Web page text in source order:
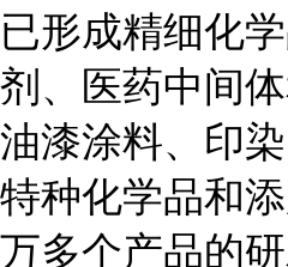
已形成精细化
剂、医药中间体
油漆涂料、印染
特种化学品和
万多个产品的